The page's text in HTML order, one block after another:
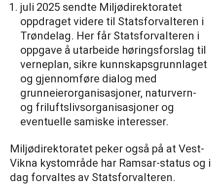
juli 2025 sendte Miljødirektoratet
oppdraget videre til Statsforvalteren i
Trøndelag. Her får Statsforvalteren i
oppgave å utarbeide høringsforslag til
verneplan, sikre kunnskapsgrunnlaget
og gjennomføre dialog med
grunneierorganisasjoner, naturvern-
og friluftslivsorganisasjoner og
eventuelle samiske interesser.
Miljødirektoratet peker også på at Vest-
Vikna kystområde har Ramsar-status og i
dag forvaltes av Statsforvalteren.